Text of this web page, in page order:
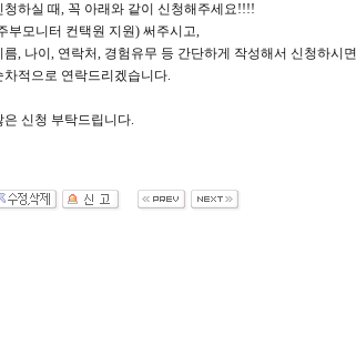
청하실 때, 꼭 아래와 같이 신청해주세요!!!!
부모니터 컨택원 지원) 써주시고,
름, 나이, 연락처, 경험유무 등 간단하게 작성해서 신청하시면
차적으로 연락드리겠습니다.
은 신청 부탁드립니다.